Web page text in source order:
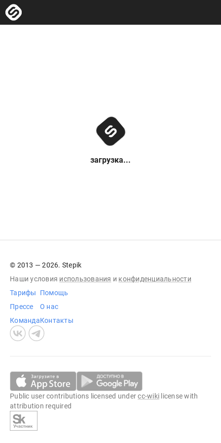
загрузка...
© 2013 — 2026. Stepik
Наши условия использования и конфиденциальности
Тарифы
Прессе
Команда
Помощь
О нас
Контакты
Public user contributions licensed undercc-wiki license with
attribution required